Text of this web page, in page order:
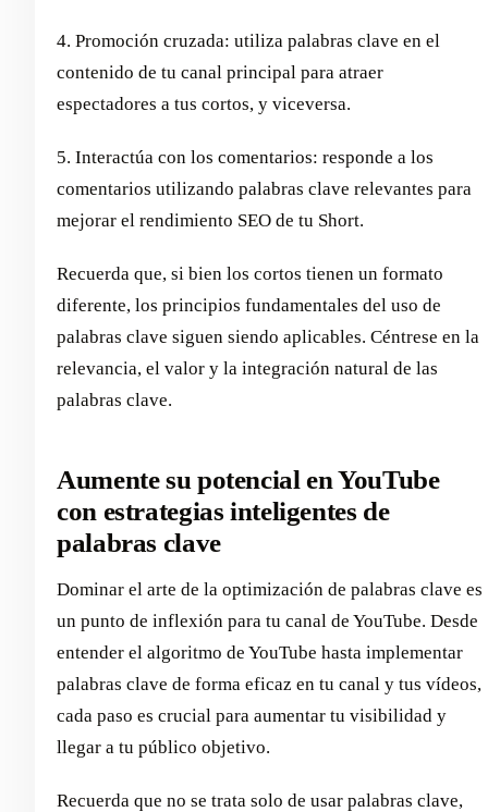
4. Promoción cruzada: utiliza palabras clave en el
contenido de tu canal principal para atraer
espectadores a tus cortos, y viceversa.
5. Interactúa con los comentarios: responde a los
comentarios utilizando palabras clave relevantes para
mejorar el rendimiento SEO de tu Short.
Recuerda que, si bien los cortos tienen un formato
diferente, los principios fundamentales del uso de
palabras clave siguen siendo aplicables. Céntrese en la
relevancia, el valor y la integración natural de las
palabras clave.
Aumente su potencial en YouTube
con estrategias inteligentes de
palabras clave
Dominar el arte de la optimización de palabras clave es
un punto de inflexión para tu canal de YouTube. Desde
entender el algoritmo de YouTube hasta implementar
palabras clave de forma eficaz en tu canal y tus vídeos,
cada paso es crucial para aumentar tu visibilidad y
llegar a tu público objetivo.
Recuerda que no se trata solo de usar palabras clave,